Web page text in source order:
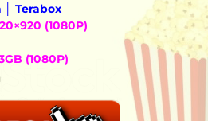
│ Terabox
(1080P)
(1080P)